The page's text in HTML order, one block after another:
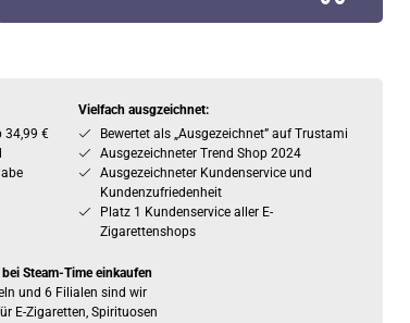
34,99 €
Vielfach ausgzeichnet:
Bewertet als „Ausgezeichnet” auf Trustami
Ausgezeichneter Trend Shop 2024
Ausgezeichneter Kundenservice und
Kundenzufriedenheit
Platz 1 Kundenservice aller E-
Zigarettenshops
Steam-Time einkaufen
und 6 Filialen sind wir
E-Zigaretten, Spirituosen